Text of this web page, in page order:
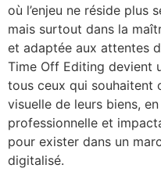
où l’enjeu ne réside plus
mais surtout dans la
et adaptée aux attentes
Time Off Editing devient
tous ceux qui souhaitent
visuelle de leurs biens,
professionnelle et
pour exister dans un
digitalisé.